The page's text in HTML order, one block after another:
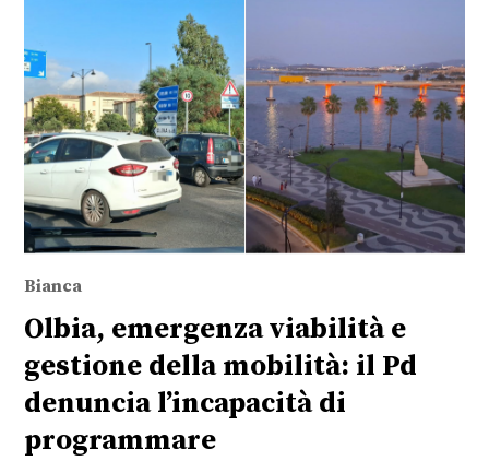
Bianca
Olbia, emergenza viabilità e
gestione della mobilità: il Pd
denuncia l’incapacità di
programmare